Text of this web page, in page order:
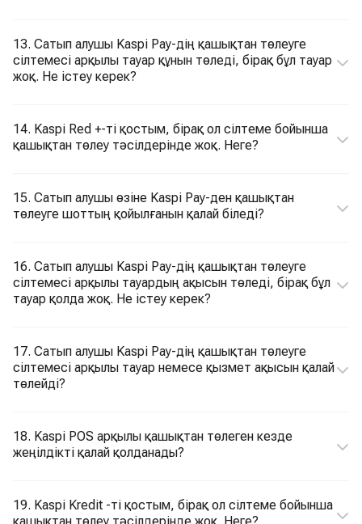
13. Сатып алушы Kaspi Pay-дің қашықтан төлеуге
сілтемесі арқылы тауар құнын төледі, бірақ бұл тауар
жоқ. Не істеу керек?
14. Kaspi Red +-ті қостым, бірақ ол сілтеме бойынша
қашықтан төлеу тәсілдерінде жоқ. Неге?
15. Сатып алушы өзіне Kaspi Pay-ден қашықтан
төлеуге шоттың қойылғанын қалай біледі?
16. Сатып алушы Kaspi Pay-дің қашықтан төлеуге
сілтемесі арқылы тауардың ақысын төледі, бірақ бұл
тауар қолда жоқ. Не істеу керек?
17. Сатып алушы Kaspi Pay-дің қашықтан төлеуге
сілтемесі арқылы тауар немесе қызмет ақысын қалай
төлейді?
18. Kaspi POS арқылы қашықтан төлеген кезде
жеңілдікті қалай қолданады?
19. Kaspi Kredit -ті қостым, бірақ ол сілтеме бойынша